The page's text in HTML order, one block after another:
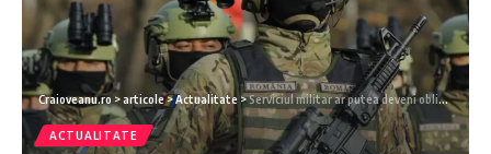
Craioveanu.ro >articole>Actualitate >Serviciul militar ar putea deveni obligatoriu. România trebuie să-și refacă armata
ACTUALITATE